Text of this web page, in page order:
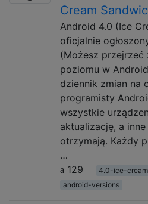
Cream
Android 4.0 (Ice
oficjalnie
(Możesz przejrzeć
poziomu w
dziennik zmian na
programisty
wszystkie
aktualizację, a
otrzymają. Każdy
…
129
4.0-ice-
android-versions